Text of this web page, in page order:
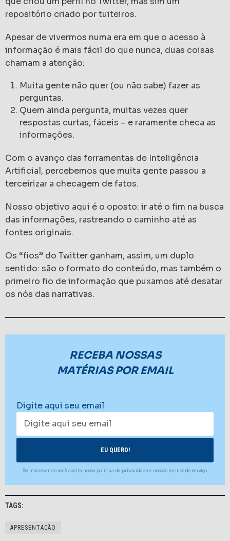
repositório criado por tuiteiros.
Apesar de vivermos numa era em que o acesso à
informação é mais fácil do que nunca, duas coisas
chamam a atenção:
Muita gente não quer (ou não sabe) fazer as
perguntas.
Quem ainda pergunta, muitas vezes quer
respostas curtas, fáceis – e raramente checa as
informações.
Com o avanço das ferramentas de Inteligência
Artificial, percebemos que muita gente passou a
terceirizar a checagem de fatos.
Nosso objetivo aqui é o oposto: ir até o fim na busca
das informações, rastreando o caminho até as
fontes originais.
Os “fios” do Twitter ganham, assim, um duplo
sentido: são o formato do conteúdo, mas também o
primeiro fio de informação que puxamos até desatar
os nós das narrativas.
RECEBA NOSSAS
MATÉRIAS POR EMAIL
Digite aqui seu email
Se inscrevendo você aceita nossa politica de privacidade e nossos termos de serviço.
TAGS:
APRESENTAÇÃO